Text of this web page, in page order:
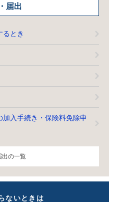
届出
るとき
入手続き・保険料免除申
出の一覧
ないときは